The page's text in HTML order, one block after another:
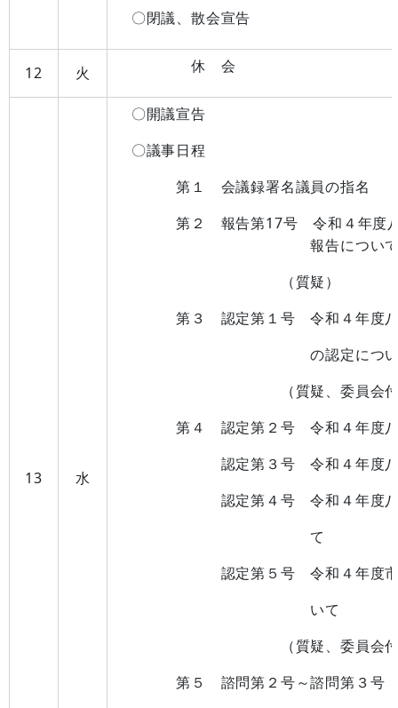
〇閉議、散会宣告
12 火 休 会
13 水
〇開議宣告
〇議事日程
第１ 会議録署名議員の指名
第２ 報告第17号 令和４年度八幡
報告につい
（質疑）
第３ 認定第１号 令和４年度八
の認定につい
（質疑、委員会付
第４ 認定第２号 令和４年度八幡
認定第３号 令和４年度八幡浜
認定第４号 令和４年度八幡浜
て
認定第５号 令和４年度市立八
いて
（質疑、委員会付
第５ 諮問第２号～諮問第３号